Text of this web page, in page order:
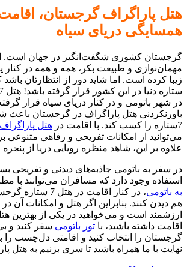
هتل پاراگراف گرجستان،
همسایگی دریای سیاه
گرجستان کشوری شگفت‌انگیز در جهان است. از
مهمان‌نوازی و طبیعت بکر، همه و همه در کنار
در شهر باتومی و در کنار دریای سیاه قرار
باورنکردنی هتل پاراگراف در گرجستان باعث
7ستاره را کسب کند. با اقامت در
هتل
می‌توانید از امکانات تفریحی و رفاهی متنوعی
علاوه بر این، شاهد منظره‌ رویایی دریا از پنجره
در سفر به باتومی جاذبه‌های دیدنی و تفریحی
استفاده وجود دارد که مسافران می‌توانند با
به باتومی
، در کنار اقامت در
هم دیدن کنند. بنابراین اگر هتل و امکانات آن
ارزشمند است و می‌خواهید در یکی از بهترین
اقامت داشته باشید، با تور باتومی سفر کنید و
گرجستان را انتخاب کنید و اقامتی دل‌چسب را
نهایت با ما همراه باشید تا سری بزنیم به هتل